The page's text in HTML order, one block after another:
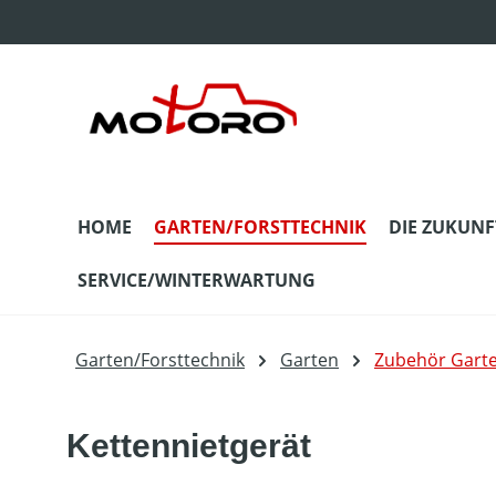
HOME GARTEN/FORSTTECHNIK DIE
SERVICE/WINTERWARTUNG
Garten/Forsttechnik Garten Zubehör
Kettennietgerät